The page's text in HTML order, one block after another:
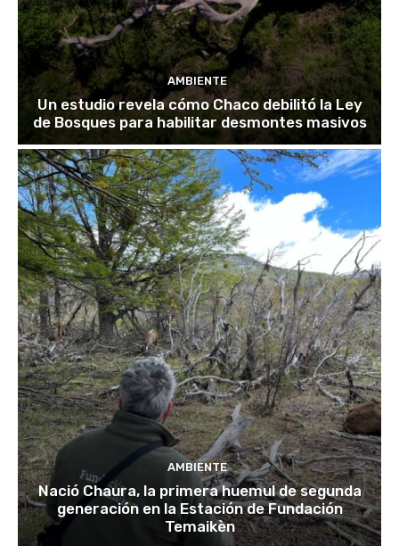
AMBIENTE
Un estudio revela cómo Chaco debilitó la Ley
de Bosques para habilitar desmontes masivos
AMBIENTE
Nació Chaura, la primera huemul de segunda
generación en la Estación de Fundación
Temaikèn